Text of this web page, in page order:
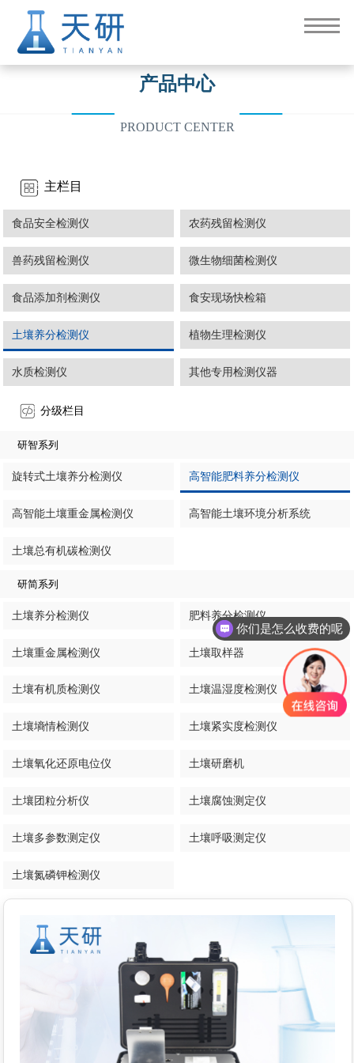
产品中心
PRODUCT CENTER
主栏目
食品安全检测仪 农药残留检测仪
兽药残留检测仪 微生物细菌检测仪
食品添加剂检测仪 食安现场快检箱
土壤养分检测仪 植物生理检测仪
水质检测仪 其他专用检测仪器
分级栏目
研智系列
旋转式土壤养分检测仪 高智能肥料养分检测仪
高智能土壤重金属检测仪 高智能土壤环境分析系统
土壤总有机碳检测仪
研简系列
土壤养分检测仪 肥料养分检测仪
土壤重金属检测仪 土壤取样器
土壤有机质检测仪 土壤温湿度检测仪
土壤墒情检测仪 土壤紧实度检测仪
土壤氧化还原电位仪 土壤研磨机
土壤团粒分析仪 土壤腐蚀测定仪
土壤多参数测定仪 土壤呼吸测定仪
土壤氮磷钾检测仪
你们是怎么收费的呢